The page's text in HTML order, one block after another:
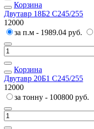
Корзина
Двутавр 18Б2 С245/255
12000
за п.м - 1989.04 руб.
Корзина
Двутавр 20Б1 С245/255
12000
за тонну - 100800 руб.